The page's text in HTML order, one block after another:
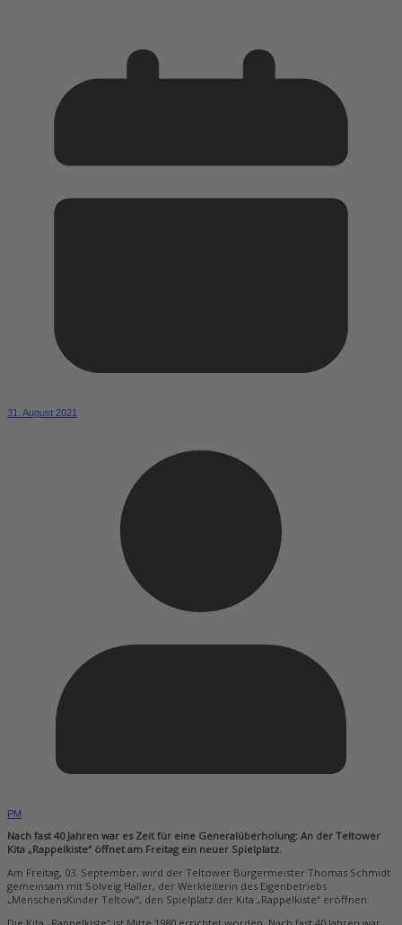
31. August 2021
PM
Nach fast 40 Jahren war es Zeit für eine Generalüberholung: An der Teltower
Kita „Rappelkiste“ öffnet am Freitag ein neuer Spielplatz.
Am Freitag, 03. September, wird der Teltower Bürgermeister Thomas Schmidt
gemeinsam mit Solveig Haller, der Werkleiterin des Eigenbetriebs
„MenschensKinder Teltow“, den Spielplatz der Kita „Rappelkiste“ eröffnen.